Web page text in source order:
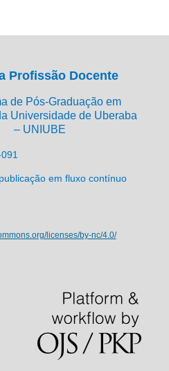
Profissão Docente
de Pós-Graduação em
Universidade de Uberaba
– UNIUBE
em fluxo contínuo
licenses/by-nc/4.0/